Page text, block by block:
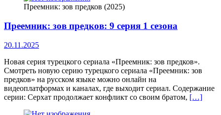
Преемник: зов предков (2025)
Преемник: зов предков: 9 серия 1 сезона
20.11.2025
Новая серия турецкого сериала «Преемник: зов предков».
Смотреть новую серию турецкого сериала «Преемник: зов
предков» на русском языке можно онлайн на
видеоплатформах и каналах, где выходит сериал. Содержание
серии: Серхат продолжает конфликт со своим братом, […]